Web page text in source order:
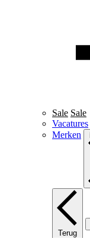
Sale Sale
Vacatures
Merken
Terug